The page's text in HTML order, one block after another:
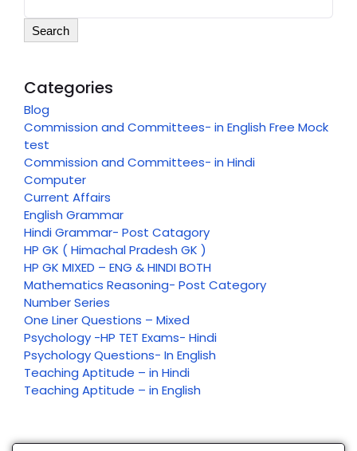
Search
Categories
Blog
Commission and Committees- in English Free Mock
test
Commission and Committees- in Hindi
Computer
Current Affairs
English Grammar
Hindi Grammar- Post Catagory
HP GK ( Himachal Pradesh GK )
HP GK MIXED – ENG & HINDI BOTH
Mathematics Reasoning- Post Category
Number Series
One Liner Questions – Mixed
Psychology -HP TET Exams- Hindi
Psychology Questions- In English
Teaching Aptitude – in Hindi
Teaching Aptitude – in English